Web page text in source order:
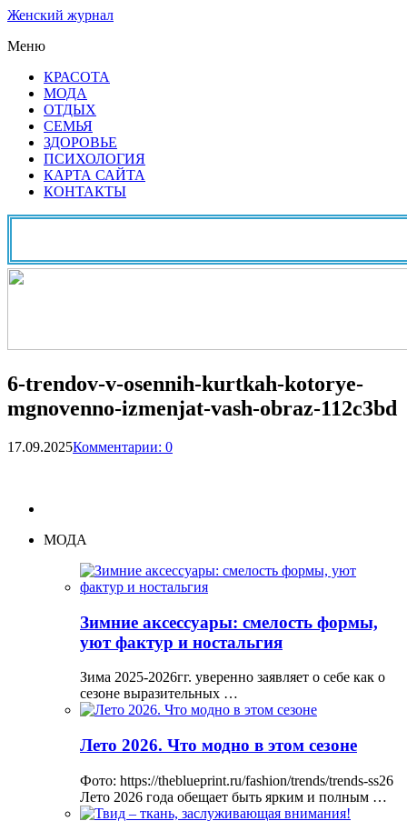
Женский журнал
Меню
КРАСОТА
МОДА
ОТДЫХ
СЕМЬЯ
ЗДОРОВЬЕ
ПСИХОЛОГИЯ
КАРТА САЙТА
КОНТАКТЫ
6-trendov-v-osennih-kurtkah-kotorye-
mgnovenno-izmenjat-vash-obraz-112c3bd
17.09.2025Комментарии: 0
МОДА
Зимние аксессуары: смелость формы,
уют фактур и ностальгия
Зима 2025-2026гг. уверенно заявляет о себе как о
сезоне выразительных …
Лето 2026. Что модно в этом сезоне
Фото: https://theblueprint.ru/fashion/trends/trends-ss26
Лето 2026 года обещает быть ярким и полным …